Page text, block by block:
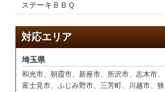
ステーキＢＢＱ
対応エリア
埼玉県
和光市、朝霞市、新座市、所沢市、志木市、
富士見市、ふじみ野市、三芳町、川越市、狭